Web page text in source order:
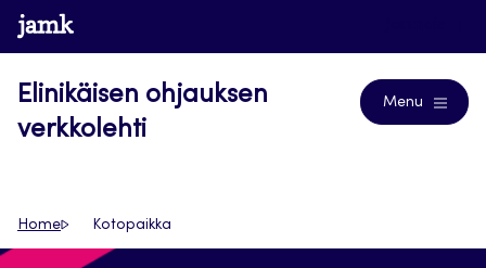
Siirry
suoraan
www.jamk.fi
Elinikäisen ohjauksen
verkkolehti
Menu
Home Kotopaikka